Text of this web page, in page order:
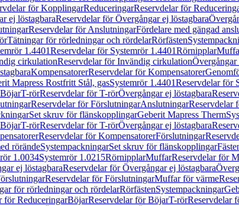
för KopplingarReduceringarReservdelar för
ej löstagbaraReservdelar för Övergångar ej löstagbara
Reservdelar för AnslutningarFördelare med gängad
Tätningar för rörledningar och rördelarRörfästen
1.4401Reservdelar för Systemrör 1.4401Rörnipplar
cirkulationReservdelar för Invändig cirkulationÖvergångar
KompensatorerReservdelar för Kompensatorer
Mapress Rostfritt Stål, gasSystemrör 1.4401Reservdelar för
T-rörReservdelar för T-rörÖvergångar ej löstagbara
Reservdelar för FörslutningarAnslutningarReservdelar
Set skruv för flänskopplingarGeberit Mapress Therm
T-rörReservdelar för T-rörÖvergångar ej löstagbara
Reservdelar för KompensatorerFörslutningar
rörändeSystempackningarSet skruv för flänskopplingar
1.0034Systemrör 1.0215RörnipplarMuffarReservdelar för
ej löstagbaraReservdelar för Övergångar ej löstagbara
Reservdelar för FörslutningarMuffar för värme
för rörledningar och rördelarRörfästenSystempackningar
för ReduceringarBöjarReservdelar för BöjarT-rörReservdelar